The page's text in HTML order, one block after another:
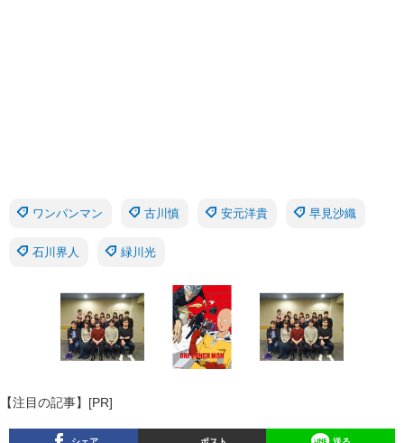
ワンパンマン 古川慎 安元洋貴 早見沙織
石川界人 緑川光
【注目の記事】[PR]
シェア ポスト 送る